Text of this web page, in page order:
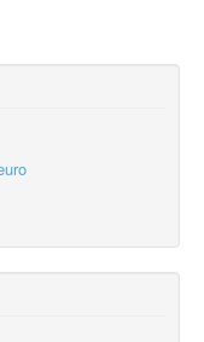
initial DAS 2016